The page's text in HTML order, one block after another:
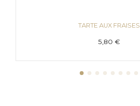
TARTE AUX FRAISES
5,80 €